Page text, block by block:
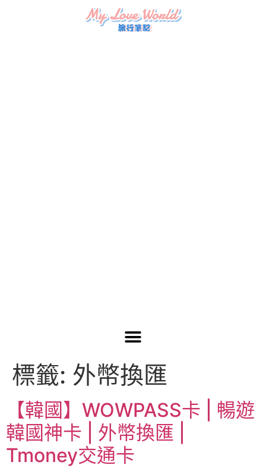
標籤: 外幣換匯
【韓國】WOWPASS卡 | 暢遊
韓國神卡 | 外幣換匯 |
Tmoney交通卡